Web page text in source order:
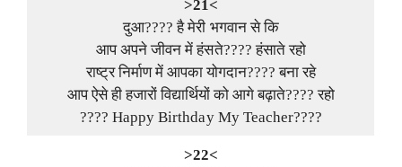
>21<
दुआ???? है मेरी भगवान से कि
आप अपने जीवन में हंसते???? हंसाते रहो
राष्ट्र निर्माण में आपका योगदान???? बना रहे
आप ऐसे ही हजारों विद्यार्थियों को आगे बढ़ाते???? रहो
???? Happy Birthday My Teacher????
>22<